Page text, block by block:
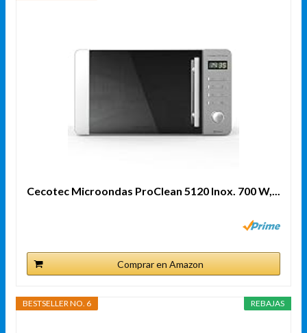
Cecotec Microondas ProClean 5120 Inox. 700 W,...
Comprar en Amazon
REBAJAS
BESTSELLER NO. 6